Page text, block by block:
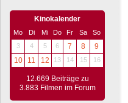
Kinokalender
Mo Di Mi Do Fr Sa
So
3
4 5 6 7 8
9
10
11 12 13 14 15 16
12.669 Beiträge zu
3.883 Filmen im Forum